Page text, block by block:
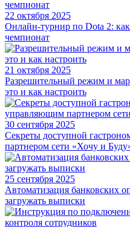
22 октября 2025
Онлайн-турнир по Dota 2:
чемпионат
21 октября 2025
Разрешительный режим и
это и как настроить
30 сентября 2025
Секреты доступной
партнером сети «Хочу и
25 сентября 2025
Автоматизация банковских
загружать выписки